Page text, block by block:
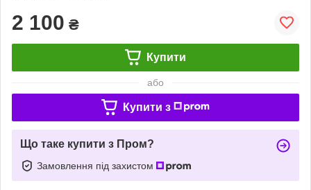
2 100 ₴
Купити
або
Купити з
Що таке купити з Пром?
Замовлення під захистом